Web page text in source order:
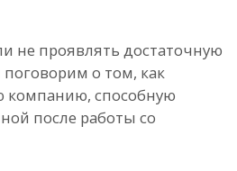
не проявлять достаточную
о том, как
компанию, способную
после работы со